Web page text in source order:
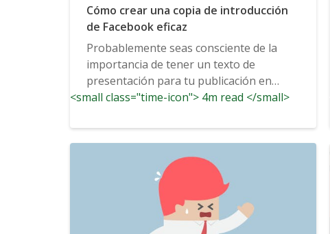
Cómo crear una copia de introducción
de Facebook eficaz
Probablemente seas consciente de la
importancia de tener un texto de
presentación para tu publicación en
Facebook. Estamos hablando...
<small class="time-icon"> 4m read </small>